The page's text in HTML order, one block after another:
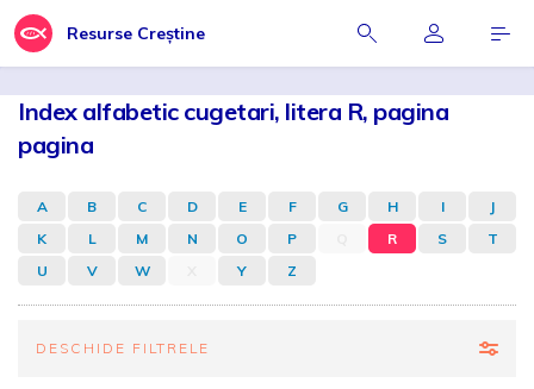
Resurse Creștine
Index alfabetic cugetari, litera R, pagina
pagina
A B C D E F G H I
J
K
L M N O P R S
T
U
V W Y Z
DESCHIDE FILTRELE